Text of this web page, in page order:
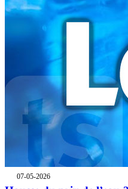
07-05-2026